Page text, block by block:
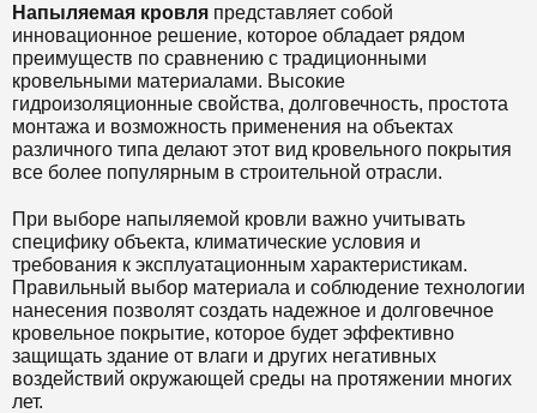
Напыляемая кровля представляет собой
инновационное решение, которое обладает рядом
преимуществ по сравнению с традиционными
кровельными материалами. Высокие
гидроизоляционные свойства, долговечность, простота
монтажа и возможность применения на объектах
различного типа делают этот вид кровельного покрытия
все более популярным в строительной отрасли.
При выборе напыляемой кровли важно учитывать
специфику объекта, климатические условия и
требования к эксплуатационным характеристикам.
Правильный выбор материала и соблюдение технологии
нанесения позволят создать надежное и долговечное
кровельное покрытие, которое будет эффективно
защищать здание от влаги и других негативных
воздействий окружающей среды на протяжении многих
лет.